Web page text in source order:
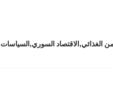
الغذائي الاقتصاد السوري السياسات